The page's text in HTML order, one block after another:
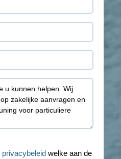
privacybeleid welke aan de